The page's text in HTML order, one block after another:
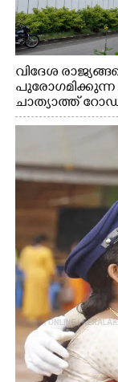
വിദേശ
പുരോഗമിക്കുന്ന
ചാത്യാത്ത്